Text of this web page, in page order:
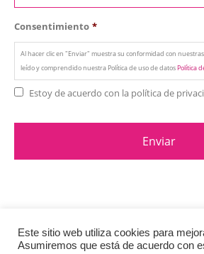
Consentimiento *
Al hacer clic en "Enviar" muestra su conformidad con
leído y comprendido nuestra Política de uso de datosPolítica
Estoy de acuerdo con la política de
© Copyright 2020. All Rights Reserved.Política de
Este sitio web utiliza cookies para
Asumiremos que está de acuerdo con